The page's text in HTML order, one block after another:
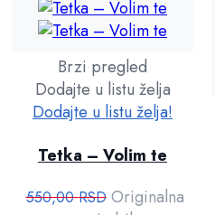
Brzi pregled
Dodajte u listu želja
Dodajte u listu želja!
Tetka – Volim te
550,00RSD Originalna